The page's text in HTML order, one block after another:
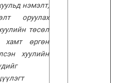
нэмэлт,
оруулах
төсөл
хамт өргөн
хуулийн